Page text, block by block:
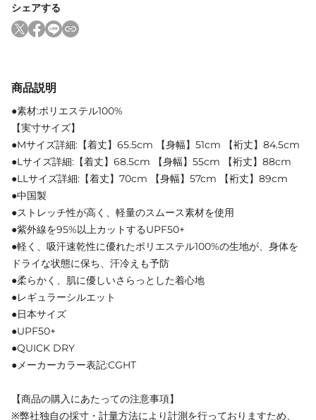
シェアする
商品説明
●素材:ポリエステル100%
【実寸サイズ】
●Mサイズ詳細:【着丈】65.5cm 【身幅】51cm 【裄丈】84.5cm
●Lサイズ詳細:【着丈】68.5cm 【身幅】55cm 【裄丈】88cm
●LLサイズ詳細:【着丈】70cm 【身幅】57cm 【裄丈】89cm
●中国製
●ストレッチ性が高く、軽量のスムース素材を使用
●紫外線を95%以上カットするUPF50+
●軽く、吸汗速乾性に優れたポリエステル100%の生地が、身体を
ドライな状態に保ち、汗冷えも予防
●柔らかく、肌に優しいさらっとした着心地
●レギュラーシルエット
●日本サイズ
●UPF50+
●QUICK DRY
●メーカーカラー表記:CGHT
【商品の購入にあたっての注意事項】
※弊社独自の採寸・計量方法により計測を行っておりますため、